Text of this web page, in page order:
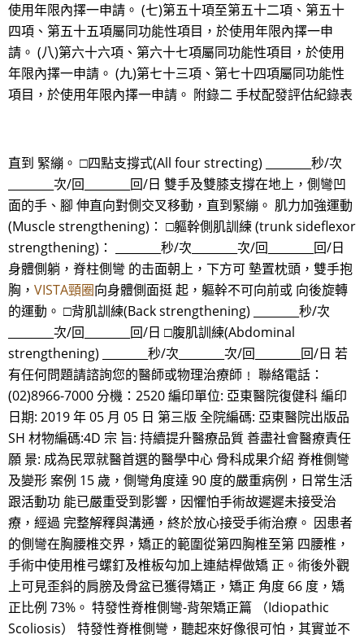
使用年限內擇一申請。 (七)第五十項至第五十二項、第五十
四項、第五十五項屬同功能性項目，於使用年限內擇一申
請。 (八)第六十六項、第六十七項屬同功能性項目，於使用
年限內擇一申請。 (九)第七十三項、第七十四項屬同功能性
項目，於使用年限內擇一申請。 附錄二 手杖配發評估紀錄表
直到 緊繃。 □四點支撐式(All four strecting) ________秒/次
________次/回________回/日 雙手及雙膝支撐在地上，側彎凹
面的手、腳 伸直向對側交叉移動，直到緊繃。 肌力加強運動
(Muscle strengthening)： □軀幹側肌訓練 (trunk sideflexor
strengthening)： ________秒/次________次/回________回/日
身體側躺，脊柱側彎 的击面朝上，下方可 墊置枕頭，雙手抱
胸， VISTA頸圈向身體側面挺 起，軀幹不可向前或 向後旋轉
的運動。 □背肌訓練(Back strengthening) ________秒/次
________次/回________回/日 □腹肌訓練(Abdominal
strengthening) ________秒/次________次/回________回/日 若
有任何問題請諮詢您的醫師或物理治療師﹗ 聯絡電話：
(02)8966-7000 分機：2520 編印單位: 亞東醫院復健科 編印
日期: 2019 年 05 月 05 日 第三版 全院編碼: 亞東醫院出版品
SH 材物編碼:4D 宗 旨: 持續提升醫療品質 善盡社會醫療責任
願 景: 成為民眾就醫首選的醫學中心 骨科成果介紹 脊椎側彎
及變形 案例 15 歲，側彎角度達 90 度的嚴重病例，日常生活
跟活動功 能已嚴重受到影響，因懼怕手術故遲遲未接受治
療，經過 完整解釋與溝通，終於放心接受手術治療。 因患者
的側彎在胸腰椎交界，矯正的範圍從第四胸椎至第 四腰椎，
手術中使用椎弓螺釘及椎板勾加上連結桿做矯 正。術後外觀
上可見歪斜的肩膀及骨盆已獲得矯正，矯正 角度 66 度，矯
正比例 73%。 特發性脊椎側彎-背架矯正篇 （Idiopathic
Scoliosis） 特發性脊椎側彎，聽起來好像很可怕，其實並不